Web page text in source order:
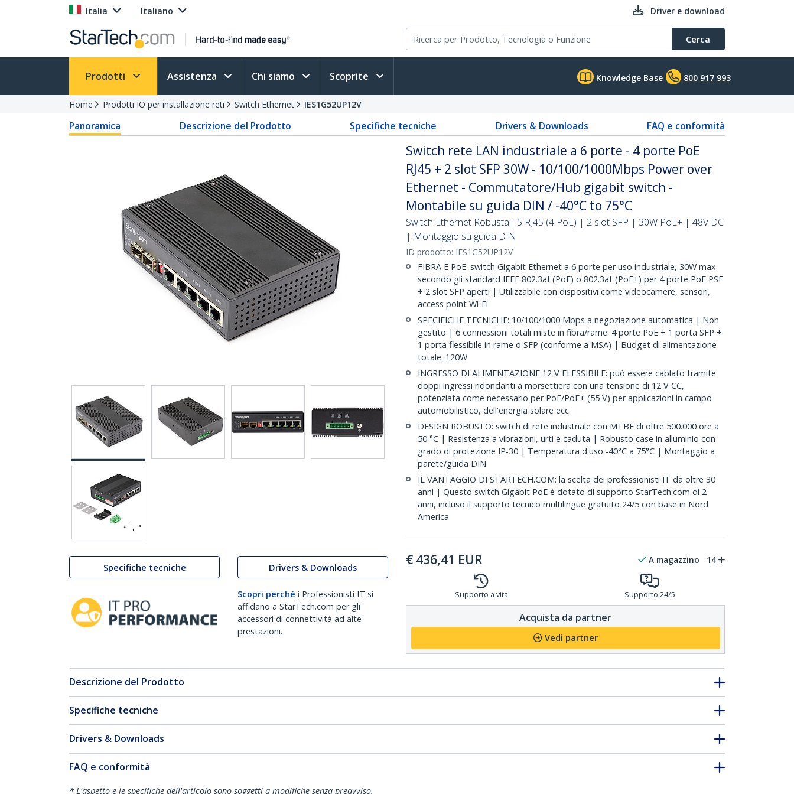
Italia Italiano Driver e download
Cerca
Prodotti Assistenza Chi siamo Scoprite Knowledge Base 800 917 993
Home Prodotti IO per installazione reti Switch Ethernet IES1G52UP12V
Panoramica Descrizione del Prodotto Specifiche tecniche Drivers & Downloads FAQ e conformità
Specifiche tecniche Drivers & Downloads
Scopri perché i Professionisti IT si
affidano a StarTech.com per gli
accessori di connettività ad alte
prestazioni.
Switch rete LAN industriale a 6 porte - 4 porte PoE
RJ45 + 2 slot SFP 30W - 10/100/1000Mbps Power over
Ethernet - Commutatore/Hub gigabit switch -
Montabile su guida DIN / -40°C to 75°C
Switch Ethernet Robusta| 5 RJ45 (4 PoE) | 2 slot SFP | 30W PoE+ | 48V DC
| Montaggio su guida DIN
ID prodotto: IES1G52UP12V
FIBRA E PoE: switch Gigabit Ethernet a 6 porte per uso industriale, 30W max
secondo gli standard IEEE 802.3af (PoE) o 802.3at (PoE+) per 4 porte PoE PSE
+ 2 slot SFP aperti | Utilizzabile con dispositivi come videocamere, sensori,
access point Wi-Fi
SPECIFICHE TECNICHE: 10/100/1000 Mbps a negoziazione automatica | Non
gestito | 6 connessioni totali miste in fibra/rame: 4 porte PoE + 1 porta SFP +
1 porta flessibile in rame o SFP (conforme a MSA) | Budget di alimentazione
totale: 120W
INGRESSO DI ALIMENTAZIONE 12 V FLESSIBILE: può essere cablato tramite
doppi ingressi ridondanti a morsettiera con una tensione di 12 V CC,
potenziata come necessario per PoE/PoE+ (55 V) per applicazioni in campo
automobilistico, dell'energia solare ecc.
DESIGN ROBUSTO: switch di rete industriale con MTBF di oltre 500.000 ore a
50 °C | Resistenza a vibrazioni, urti e caduta | Robusto case in alluminio con
grado di protezione IP-30 | Temperatura d'uso -40°C a 75°C | Montaggio a
parete/guida DIN
IL VANTAGGIO DI STARTECH.COM: la scelta dei professionisti IT da oltre 30
anni | Questo switch Gigabit PoE è dotato di supporto StarTech.com di 2
anni, incluso il supporto tecnico multilingue gratuito 24/5 con base in Nord
America
€ 436,41 EUR A magazzino 14
Supporto a vita Supporto 24/5
Acquista da partner
Vedi partner
Descrizione del Prodotto
Specifiche tecniche
Drivers & Downloads
FAQ e conformità
* L'aspetto e le specifiche dell'articolo sono soggetti a modifiche senza preavviso.